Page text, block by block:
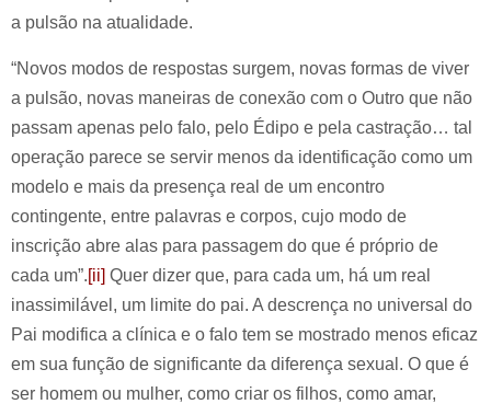
a pulsão na atualidade.
“Novos modos de respostas surgem, novas formas de viver
a pulsão, novas maneiras de conexão com o Outro que não
passam apenas pelo falo, pelo Édipo e pela castração… tal
operação parece se servir menos da identificação como um
modelo e mais da presença real de um encontro
contingente, entre palavras e corpos, cujo modo de
inscrição abre alas para passagem do que é próprio de
cada um”.[ii] Quer dizer que, para cada um, há um real
inassimilável, um limite do pai. A descrença no universal do
Pai modifica a clínica e o falo tem se mostrado menos eficaz
em sua função de significante da diferença sexual. O que é
ser homem ou mulher, como criar os filhos, como amar,